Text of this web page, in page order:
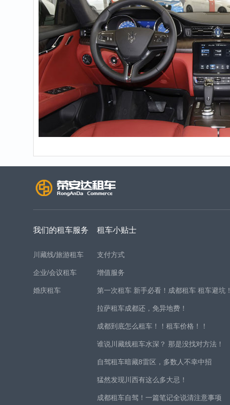
我们的租车服务
川藏线/旅游租车
企业/会议租车
婚庆租车
租车小贴士
支付方式
增值服务
第一次租车 新手必看！成都租车 租车避坑！
拉萨租车成都还，免异地费！
成都到底怎么租车！！租车价格！！
谁说川藏线租车水深？ 那是没找对方法！
自驾租车暗藏8雷区，多数人不幸中招
猛然发现川西有这么多大忌！
成都租车自驾！一篇笔记全说清注意事项